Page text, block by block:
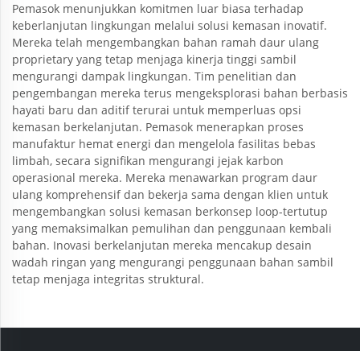
Pemasok menunjukkan komitmen luar biasa terhadap
keberlanjutan lingkungan melalui solusi kemasan inovatif.
Mereka telah mengembangkan bahan ramah daur ulang
proprietary yang tetap menjaga kinerja tinggi sambil
mengurangi dampak lingkungan. Tim penelitian dan
pengembangan mereka terus mengeksplorasi bahan berbasis
hayati baru dan aditif terurai untuk memperluas opsi
kemasan berkelanjutan. Pemasok menerapkan proses
manufaktur hemat energi dan mengelola fasilitas bebas
limbah, secara signifikan mengurangi jejak karbon
operasional mereka. Mereka menawarkan program daur
ulang komprehensif dan bekerja sama dengan klien untuk
mengembangkan solusi kemasan berkonsep loop-tertutup
yang memaksimalkan pemulihan dan penggunaan kembali
bahan. Inovasi berkelanjutan mereka mencakup desain
wadah ringan yang mengurangi penggunaan bahan sambil
tetap menjaga integritas struktural.